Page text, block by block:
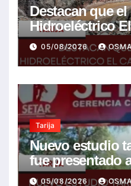
Destacan que
Hidroeléctrico
inscrito en el
del gobierno
05/08/2026
Tarija
Nuevo estudio
fue presentado
su revisión
05/08/2026